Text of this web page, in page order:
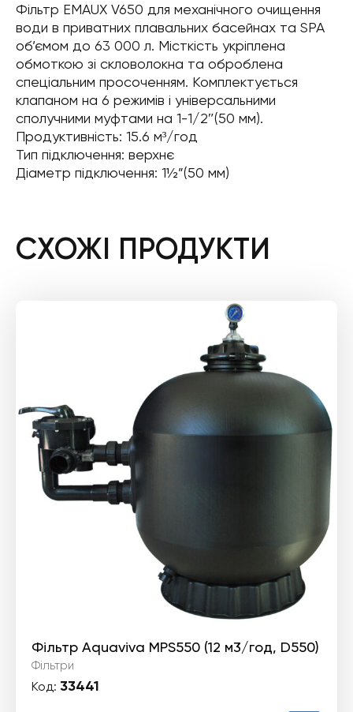
Фільтр EMAUX V650 для механічного очищення
води в приватних плавальних басейнах та SPA
об’ємом до 63 000 л. Місткість укріплена
обмоткою зі скловолокна та оброблена
спеціальним просоченням. Комплектується
клапаном на 6 режимів і універсальними
сполучними муфтами на 1-1/2″(50 мм).
Продуктивність: 15.6 м³/год
Тип підключення: верхнє
Діаметр підключення: 1½”(50 мм)
СХОЖІ ПРОДУКТИ
Фільтр Aquaviva MPS550 (12 м3/год, D550)
Фільтри
Код: 33441